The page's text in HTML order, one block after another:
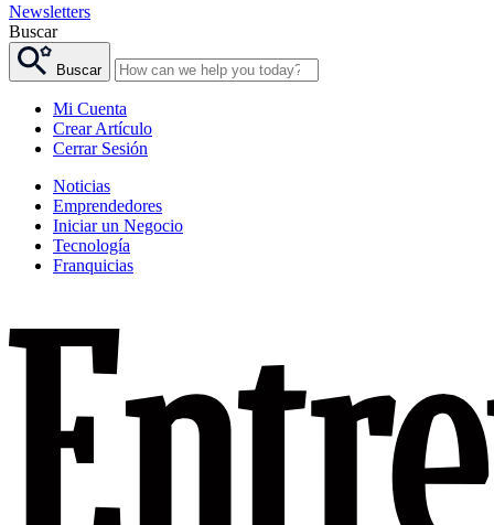
Newsletters
Buscar
Buscar
Mi Cuenta
Crear Artículo
Cerrar Sesión
Noticias
Emprendedores
Iniciar un Negocio
Tecnología
Franquicias